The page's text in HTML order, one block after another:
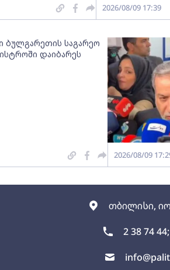
თბილისი,
2 38 74 44;
2026/08/09 17:39
ბულგარეთის საგარეო
დაიბარეს
2026/08/09